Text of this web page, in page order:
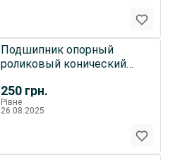
250 грн.
Подшипник опорный
роликовый конический
Рівне
26.08.2025